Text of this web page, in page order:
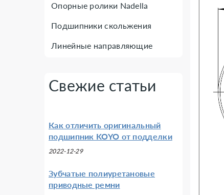
Опорные ролики Nadella
Подшипники скольжения
Линейные направляющие
Свежие статьи
Как отличить оригинальный
подшипник KOYO от подделки
2022-12-29
Зубчатые полиуретановые
приводные ремни